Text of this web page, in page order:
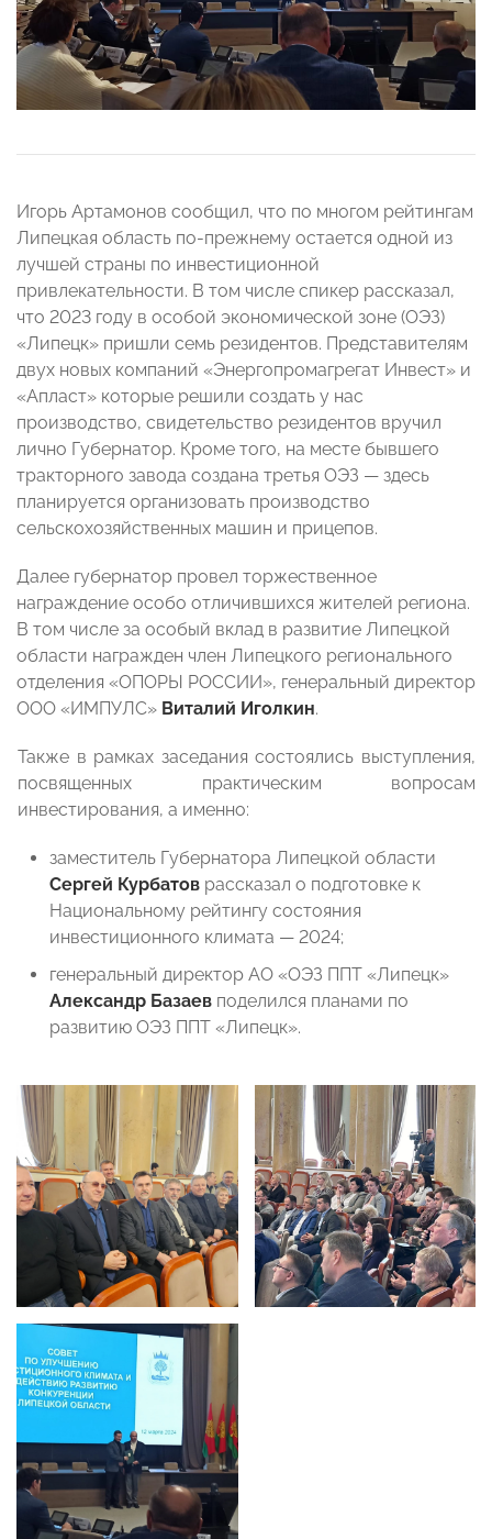
Игорь Артамонов сообщил, что по многом рейтингам
Липецкая область по-прежнему остается одной из
лучшей страны по инвестиционной
привлекательности. В том числе спикер рассказал,
что 2023 году в особой экономической зоне (ОЭЗ)
«Липецк» пришли семь резидентов. Представителям
двух новых компаний «Энергопромагрегат Инвест» и
«Апласт» которые решили создать у нас
производство, свидетельство резидентов вручил
лично Губернатор. Кроме того, на месте бывшего
тракторного завода создана третья ОЭЗ — здесь
планируется организовать производство
сельскохозяйственных машин и прицепов.
Далее губернатор провел торжественное
награждение особо отличившихся жителей региона.
В том числе за особый вклад в развитие Липецкой
области награжден член Липецкого регионального
отделения «ОПОРЫ РОССИИ», генеральный директор
ООО «ИМПУЛС» Виталий Иголкин.
Также в рамках заседания состоялись выступления,
посвященных практическим вопросам
инвестирования, а именно:
заместитель Губернатора Липецкой области
Сергей Курбатов рассказал о подготовке к
Национальному рейтингу состояния
инвестиционного климата — 2024;
генеральный директор АО «ОЭЗ ППТ «Липецк»
Александр Базаев поделился планами по
развитию ОЭЗ ППТ «Липецк».